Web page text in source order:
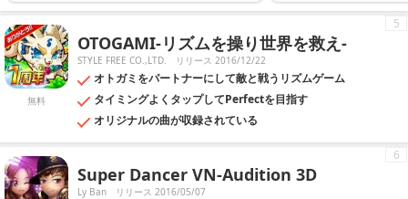
無料
OTOGAMI-リズムを操り世界を救え-
STYLE FREE CO.,LTD. リリース 2016/12/22
オトガミをパートナーにして敵と戦うリズムゲーム
タイミングよくタップしてPerfectを目指す
オリジナルの曲が収録されている
5
Super Dancer VN-Audition 3D
Ly Ban リリース 2016/05/07
6